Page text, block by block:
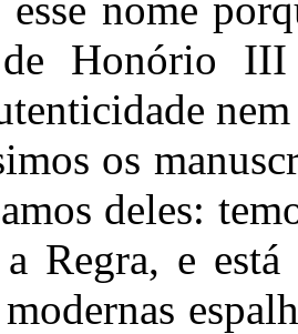
de Honório III
os
deles:
Regra, e